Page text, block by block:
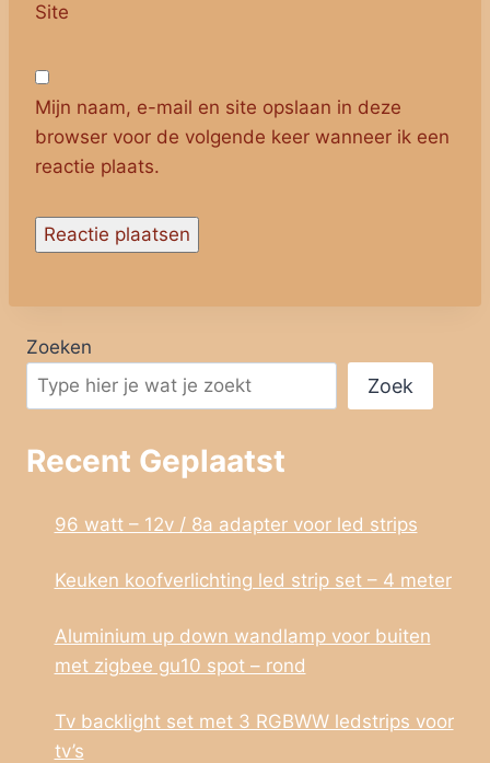
Site
Mijn naam, e-mail en site opslaan in deze
browser voor de volgende keer wanneer ik een
reactie plaats.
Zoeken
Zoek
Recent Geplaatst
96 watt – 12v / 8a adapter voor led strips
Keuken koofverlichting led strip set – 4 meter
Aluminium up down wandlamp voor buiten
met zigbee gu10 spot – rond
Tv backlight set met 3 RGBWW ledstrips voor
tv’s